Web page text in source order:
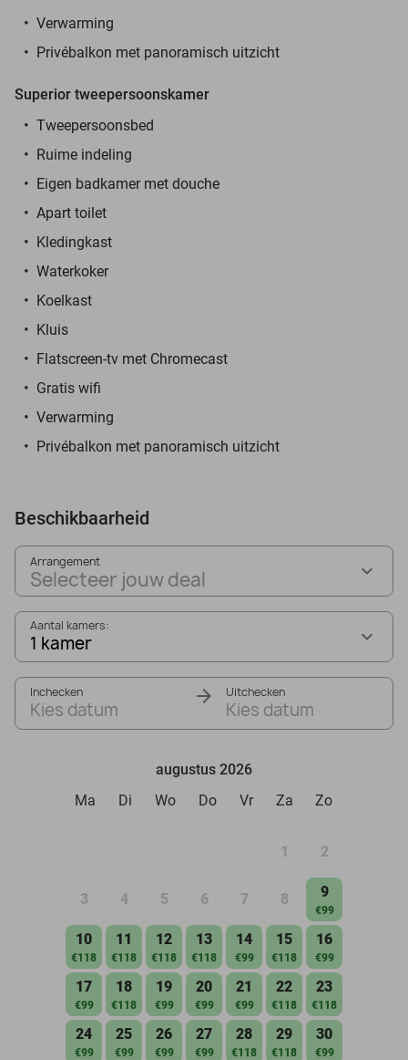
Verwarming
Privébalkon met panoramisch uitzicht
Superior tweepersoonskamer
Tweepersoonsbed
Ruime indeling
Eigen badkamer met douche
Apart toilet
Kledingkast
Waterkoker
Koelkast
Kluis
Flatscreen-tv met Chromecast
Gratis wifi
Verwarming
Privébalkon met panoramisch uitzicht
Beschikbaarheid
Arrangement
Selecteer jouw deal
Aantal kamers:
1 kamer
Inchecken
Kies datum
Uitchecken
Kies datum
augustus 2026
Ma
Di Wo Do Vr Za Zo
1 2
3 4 5 6 7 8 9
€99
10
€118
11
€118
12
€118
13
€118
14
€99
15
€118
16
€99
17
€99
18
€118
19
€99
20
€99
21
€99
22
€118
23
€118
24
€99
25
€99
26
€99
27
€99
28
€118
29
€118
30
€99